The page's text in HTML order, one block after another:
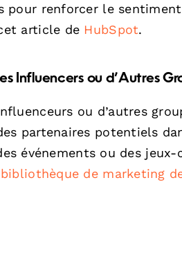
pour renforcer le
article de HubSpot.
Influencers ou d’Autres
ou d’autres
partenaires potentiels
événements ou des
de marketing